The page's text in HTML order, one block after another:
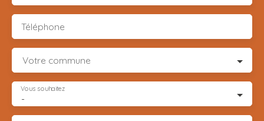
Téléphone
Votre commune
-
Vous souhaitez